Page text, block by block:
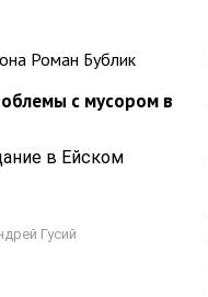
с мусором в
в Ейском
Гусий